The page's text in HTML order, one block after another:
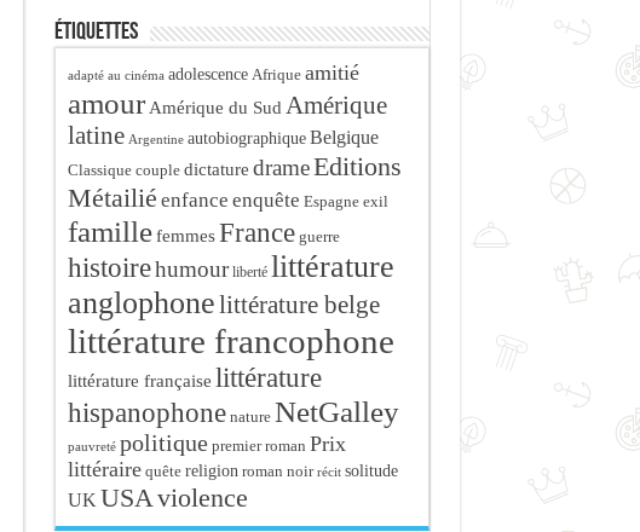
Étiquettes
adapté au cinéma adolescence Afrique amitié
amour Amérique du Sud Amérique
latine Argentine autobiographique Belgique
Classique couple dictature drameEditions
Métailié enfance enquête Espagne exil
famille femmes France guerre
histoirehumour liberté littérature
anglophonelittérature belge
littérature francophone
littérature française littérature
hispanophone nature NetGalley
pauvreté politique premier roman Prix
littéraire quête religion roman noir récit solitude
UK USA violence